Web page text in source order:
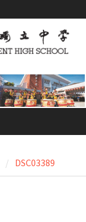
DSC03389